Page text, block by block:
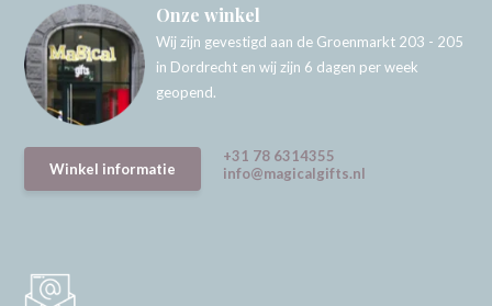
Onze winkel
Wij zijn gevestigd aan de Groenmarkt 203 - 205
in Dordrecht en wij zijn 6 dagen per week
geopend.
Winkel informatie
+31 78 6314355
info@magicalgifts.nl